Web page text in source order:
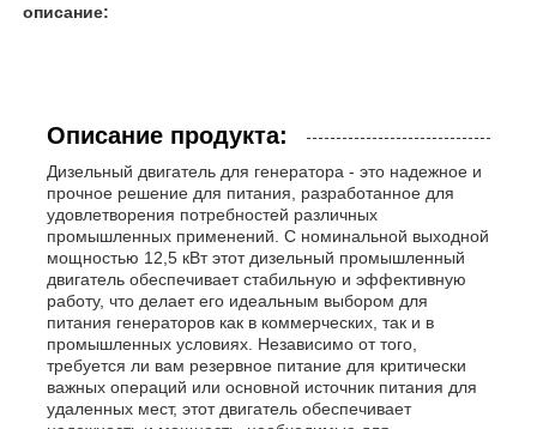
Главная страница
Продукция
описание:
Описание продукта:
Дизельный двигатель для генератора - это надежное и
прочное решение для питания, разработанное для
удовлетворения потребностей различных
промышленных применений. С номинальной выходной
мощностью 12,5 кВт этот дизельный промышленный
двигатель обеспечивает стабильную и эффективную
работу, что делает его идеальным выбором для
питания генераторов как в коммерческих, так и в
промышленных условиях. Независимо от того,
требуется ли вам резервное питание для критически
важных операций или основной источник питания для
удаленных мест, этот двигатель обеспечивает